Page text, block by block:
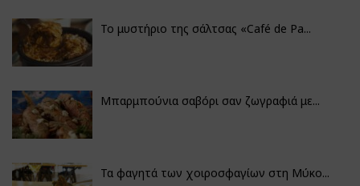
Το μυστήριο της σάλτσας «Café de Pa...
Μπαρμπούνια σαβόρι σαν ζωγραφιά με...
Τα φαγητά των χοιροσφαγίων στη Μύκο...